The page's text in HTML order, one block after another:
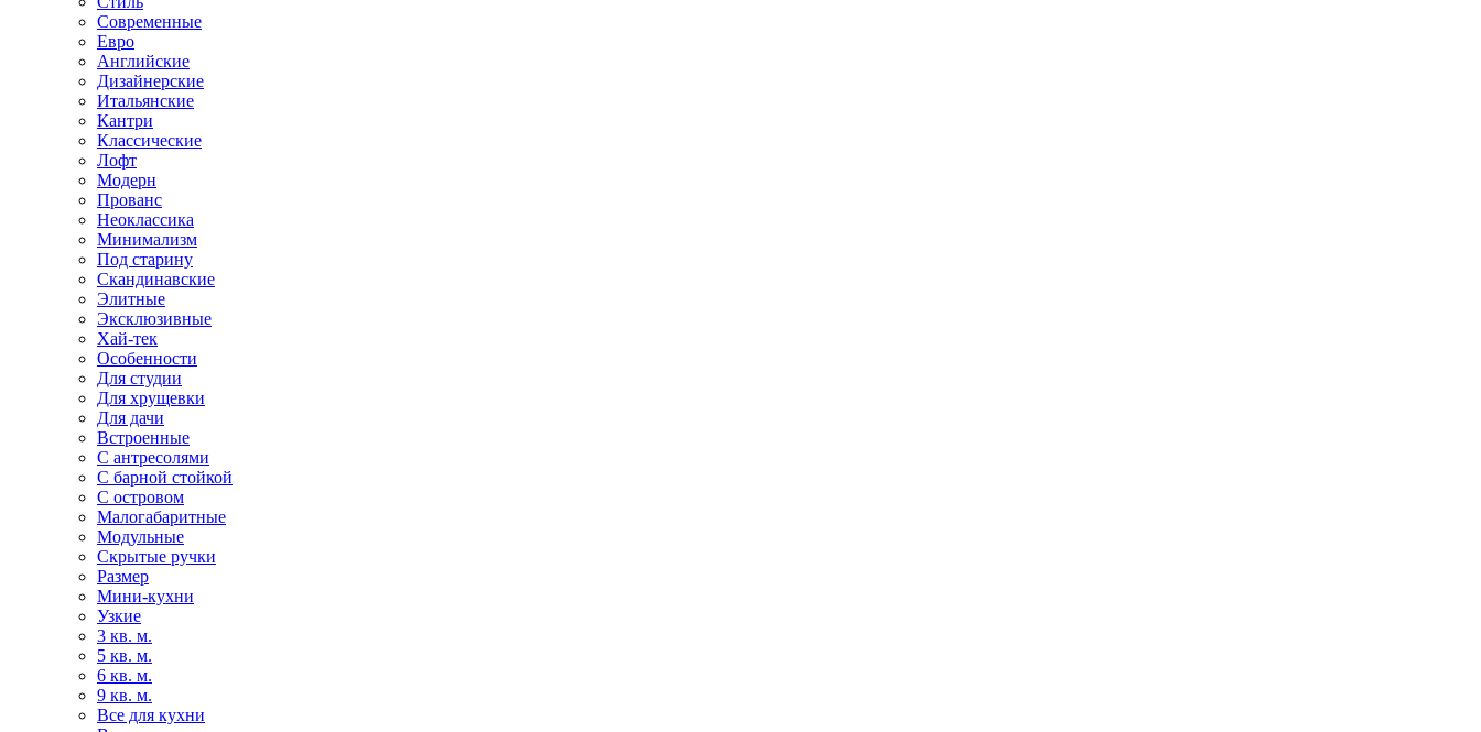
Современные
Евро
Английские
Дизайнерские
Итальянские
Кантри
Классические
Лофт
Модерн
Прованс
Неоклассика
Минимализм
Под старину
Скандинавские
Элитные
Эксклюзивные
Хай-тек
Особенности
Для студии
Для хрущевки
Для дачи
Встроенные
С антресолями
С барной стойкой
С островом
Малогабаритные
Модульные
Скрытые ручки
Размер
Мини-кухни
Узкие
3 кв. м.
5 кв. м.
6 кв. м.
9 кв. м.
Все для кухни